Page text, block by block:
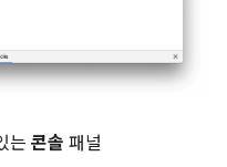
는 콘솔 패널